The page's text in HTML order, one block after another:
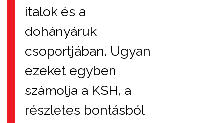
italok és a
dohányáruk
csoportjában. Ugyan
ezeket egyben
számolja a KSH, a
részletes bontásból